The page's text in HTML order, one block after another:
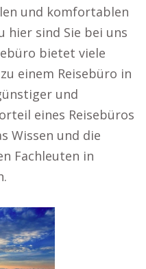
und komfortablen
hier sind Sie bei uns
bietet viele
einem Reisebüro in
und
eines Reisebüros
Wissen und die
Fachleuten in